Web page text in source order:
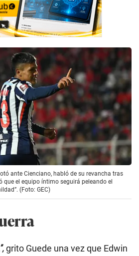
ante Cienciano, habló de su revancha tras
que el equipo íntimo seguirá peleando el
(Foto: GEC)
grito Guede una vez que Edwin